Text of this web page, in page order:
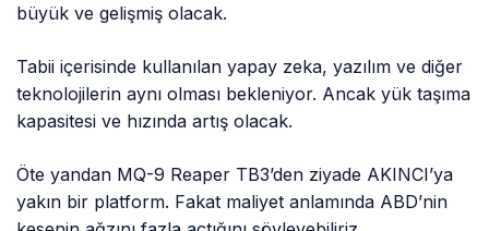
büyük ve gelişmiş olacak.
Tabii içerisinde kullanılan yapay zeka, yazılım ve diğer
teknolojilerin aynı olması bekleniyor. Ancak yük taşıma
kapasitesi ve hızında artış olacak.
Öte yandan MQ-9 Reaper TB3’den ziyade AKINCI’ya
yakın bir platform. Fakat maliyet anlamında ABD’nin